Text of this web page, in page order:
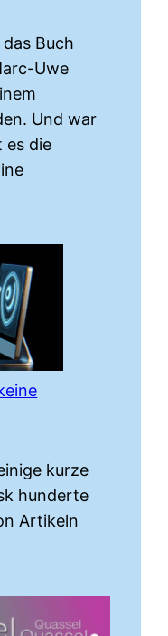
Buch
Uwe
Und war
es die
kurze
hunderte
Artikeln